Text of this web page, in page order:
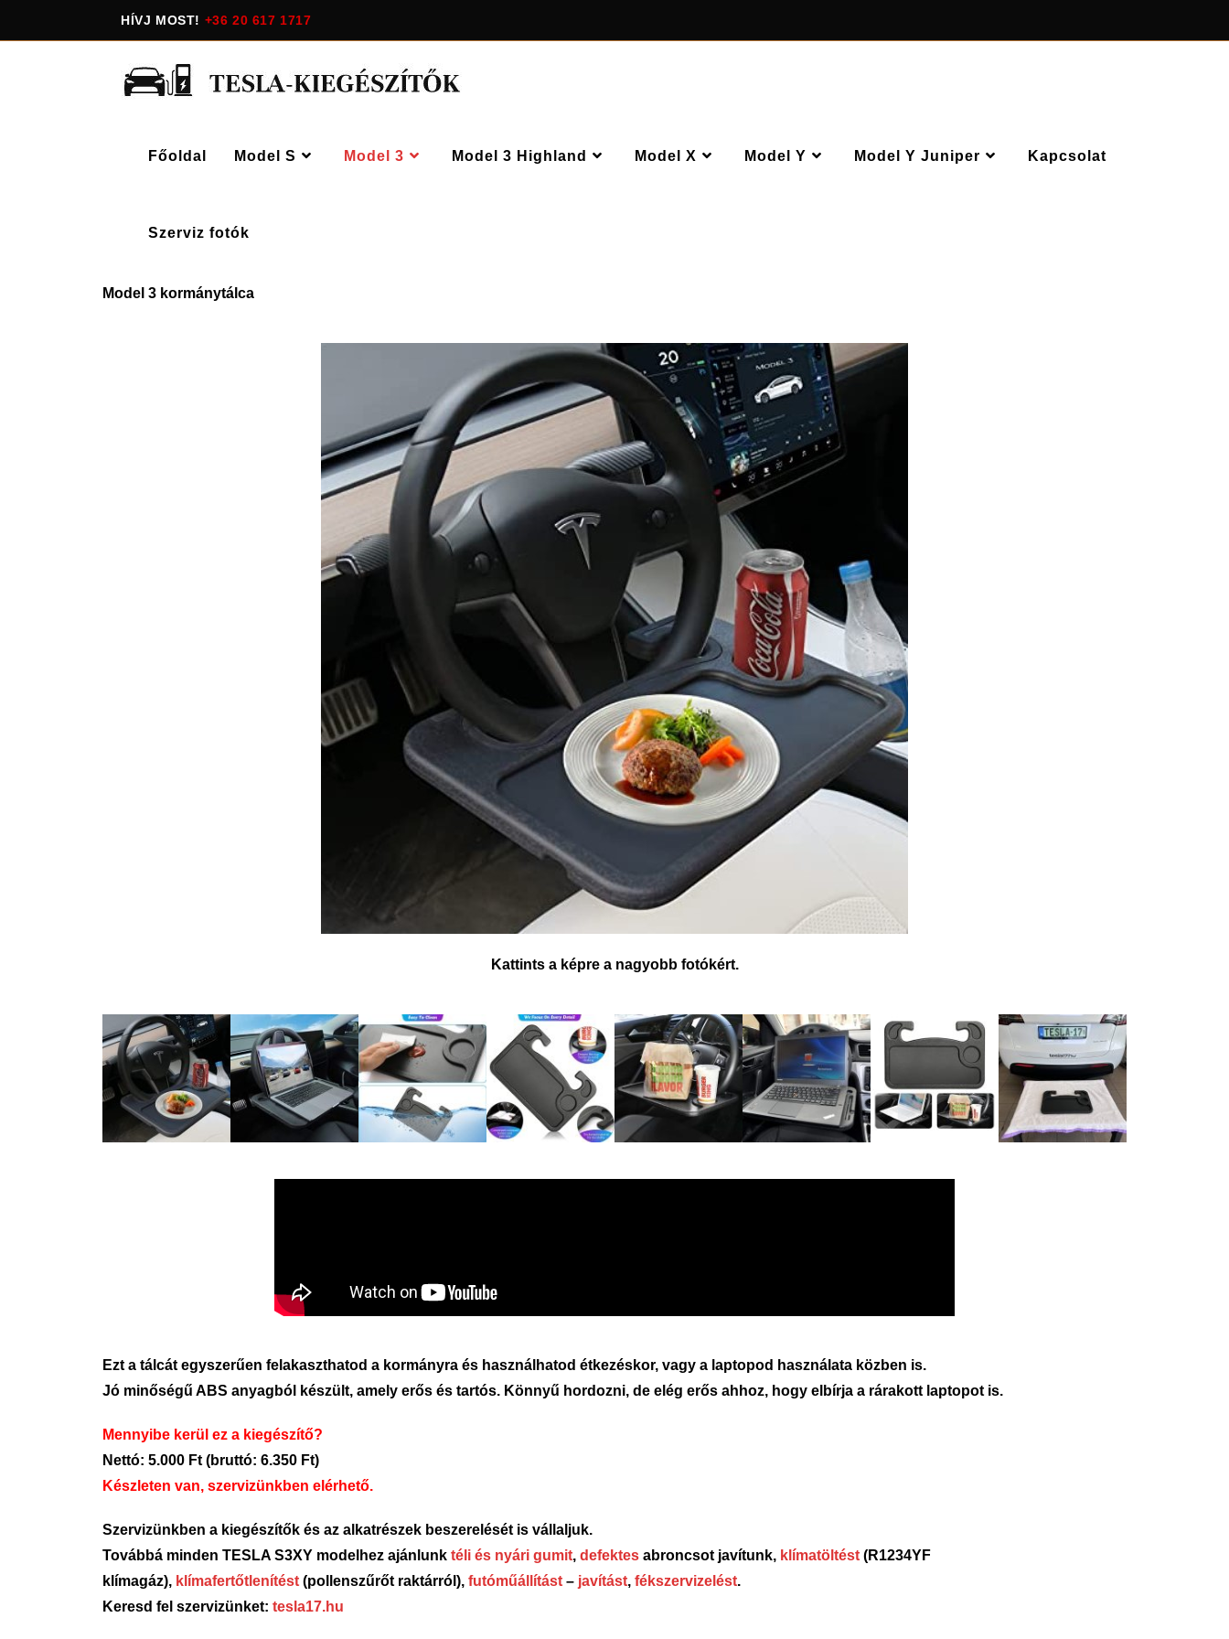
HÍVJ MOST! +36 20 617 1717
Főoldal Model S Model 3 Model 3 Highland Model X Model Y Model Y Juniper Kapcsolat
Szerviz fotók
Model 3 kormánytálca
Kattints a képre a nagyobb fotókért.
Ezt a tálcát egyszerűen felakaszthatod a kormányra és használhatod étkezéskor, vagy a laptopod használata közben is.
Jó minőségű ABS anyagból készült, amely erős és tartós. Könnyű hordozni, de elég erős ahhoz, hogy elbírja a rárakott laptopot is.
Mennyibe kerül ez a kiegészítő?
Nettó: 5.000 Ft (bruttó: 6.350 Ft)
Készleten van, szervizünkben elérhető.
Szervizünkben a kiegészítők és az alkatrészek beszerelését is vállaljuk.
Továbbá minden TESLA S3XY modelhez ajánlunk téli és nyári gumit, defektes abroncsot javítunk, klímatöltést (R1234YF
klímagáz), klímafertőtlenítést (pollenszűrőt raktárról), futóműállítást – javítást, fékszervizelést.
Keresd fel szervizünket: tesla17.hu